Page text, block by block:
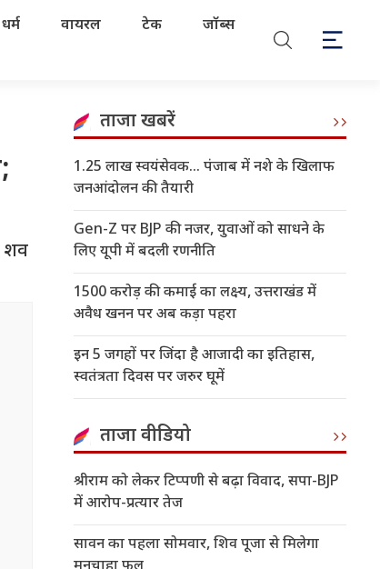
धर्म वायरल टेक जॉब्स
शव
ताजा खबरें
1.25 लाख स्वयंसेवक... पंजाब में नशे के खिलाफ
जनआंदोलन की तैयारी
Gen-Z पर BJP की नजर, युवाओं को साधने के
लिए यूपी में बदली रणनीति
1500 करोड़ की कमाई का लक्ष्य, उत्तराखंड में
अवैध खनन पर अब कड़ा पहरा
इन 5 जगहों पर जिंदा है आजादी का इतिहास,
स्वतंत्रता दिवस पर जरुर घूमें
ताजा वीडियो
श्रीराम को लेकर टिप्पणी से बढ़ा विवाद, सपा-BJP
में आरोप-प्रत्यार तेज
सावन का पहला सोमवार, शिव पूजा से मिलेगा